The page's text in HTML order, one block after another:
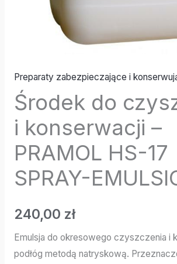
Preparaty zabezpieczające i
Środek do
i konserwacji –
PRAMOL HS-17
SPRAY-
240,00 zł
Emulsja do okresowego czyszczenia i
podłóg metodą natryskową.
EMULSION